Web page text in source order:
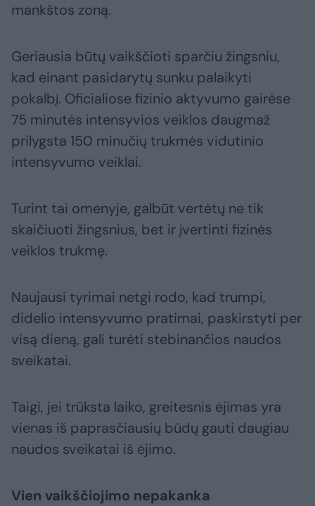
mankštos zoną.
Geriausia būtų vaikščioti sparčiu žingsniu,
kad einant pasidarytų sunku palaikyti
pokalbį. Oficialiose fizinio aktyvumo gairėse
75 minutės intensyvios veiklos daugmaž
prilygsta 150 minučių trukmės vidutinio
intensyvumo veiklai.
Turint tai omenyje, galbūt vertėtų ne tik
skaičiuoti žingsnius, bet ir įvertinti fizinės
veiklos trukmę.
Naujausi tyrimai netgi rodo, kad trumpi,
didelio intensyvumo pratimai, paskirstyti per
visą dieną, gali turėti stebinančios naudos
sveikatai.
Taigi, jei trūksta laiko, greitesnis ėjimas yra
vienas iš paprasčiausių būdų gauti daugiau
naudos sveikatai iš ėjimo.
Vien vaikščiojimo nepakanka